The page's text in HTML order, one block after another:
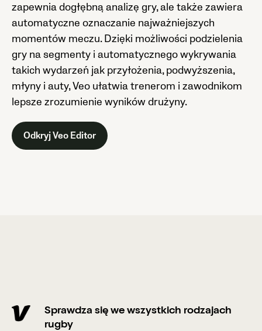
zapewnia dogłębną analizę gry, ale także zawiera
automatyczne oznaczanie najważniejszych
momentów meczu. Dzięki możliwości podzielenia
gry na segmenty i automatycznego wykrywania
takich wydarzeń jak przyłożenia, podwyższenia,
młyny i auty, Veo ułatwia trenerom i zawodnikom
lepsze zrozumienie wyników drużyny.
Odkryj Veo Editor
Sprawdza się we wszystkich rodzajach
rugby